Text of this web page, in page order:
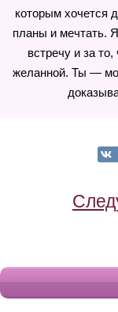
которым хочется
планы и мечтать.
встречу и за
желанной. Ты —